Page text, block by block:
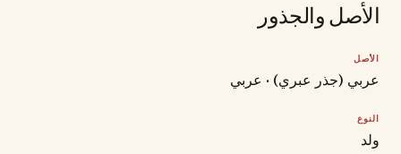
الأصل والجذور
الأصل
عربي (جذر عبري) · عربي
النوع
ولد